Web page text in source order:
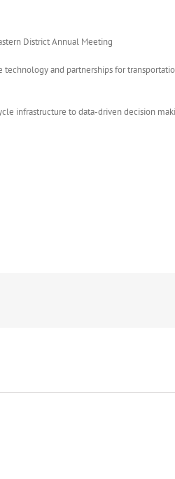
and partnerships for
infrastructure to data-driven decision